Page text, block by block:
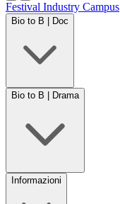
Festival Industry Campus
Bio to B | Doc
Bio to B | Drama
Informazioni